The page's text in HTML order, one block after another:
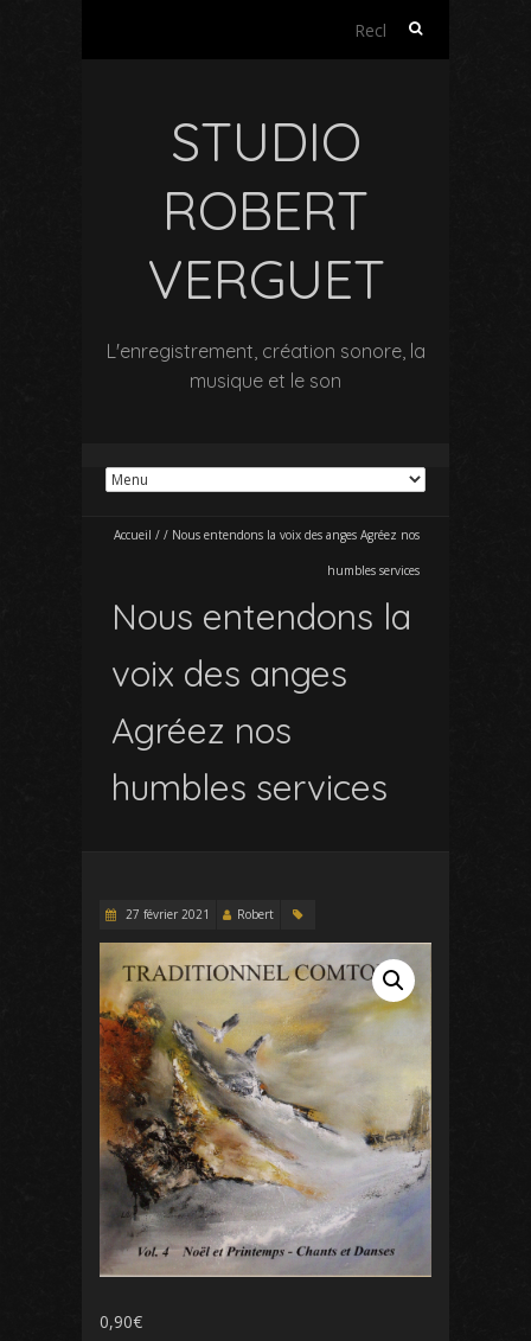
Rechercher :
STUDIO
ROBERT
VERGUET
L'enregistrement, création sonore, la
musique et le son
Accueil / / Nous entendons la voix des anges Agréez nos
humbles services
Nous entendons la
voix des anges
Agréez nos
humbles services
27 février 2021 Robert
0,90€